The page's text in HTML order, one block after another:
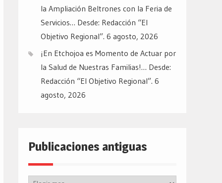
la Ampliación Beltrones con la Feria de
Servicios… Desde: Redacción “El
Objetivo Regional”. 6 agosto, 2026
¡En Etchojoa es Momento de Actuar por
la Salud de Nuestras Familias!… Desde:
Redacción “El Objetivo Regional”. 6
agosto, 2026
Publicaciones antiguas